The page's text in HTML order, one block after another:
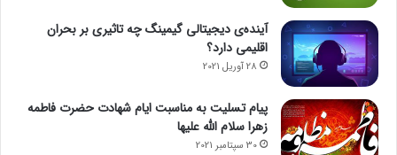
آینده‌ی دیجیتالی گیمینگ چه تاثیری بر بحران
اقلیمی دارد؟
28 آوریل 2021
پیام تسلیت به مناسبت ایام شهادت حضرت فاطمه
زهرا سلام الله علیها
30 سپتامبر 2021